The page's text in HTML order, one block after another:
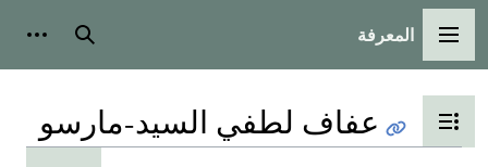
القائمة الرئيسية
المعرفة بحث
تبديل عرض جدول المحتويات
عفاف لطفي السيد-مارسو